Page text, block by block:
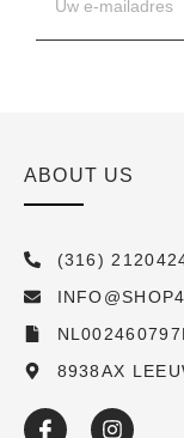
ABOUT US
(316)
8938AX